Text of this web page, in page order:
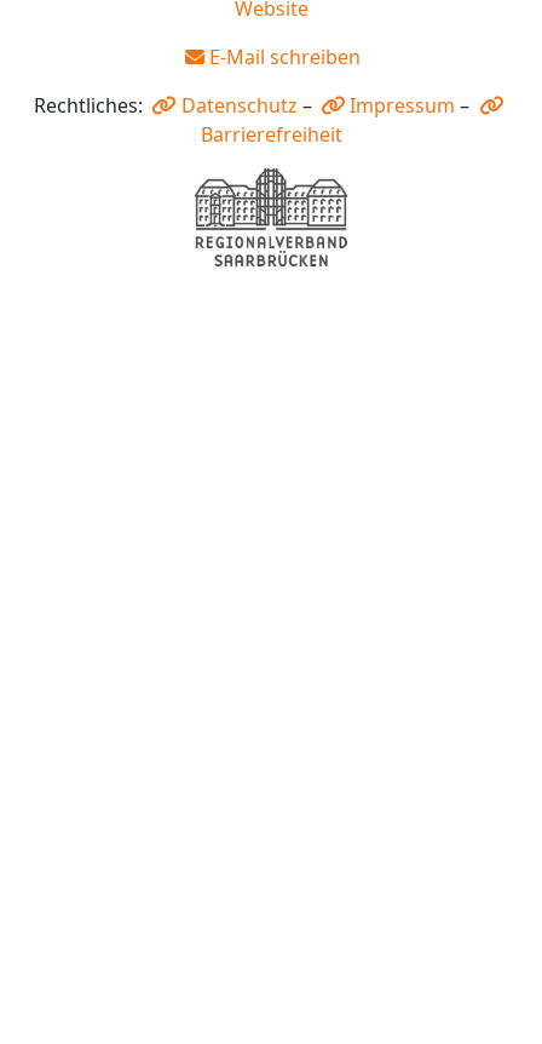
Website
E-Mail schreiben
Rechtliches:
Datenschutz – Impressum –
Barrierefreiheit